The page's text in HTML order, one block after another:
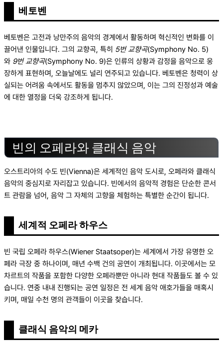
베토벤
베토벤은 고전과 낭만주의 음악의 경계에서 활동하며 혁신적인 변화를 이
끌어낸 인물입니다. 그의 교향곡, 특히 5번 교향곡(Symphony No. 5)
와 9번 교향곡(Symphony No. 9)은 인류의 상황과 감정을 음악으로 웅
장하게 표현하며, 오늘날에도 널리 연주되고 있습니다. 베토벤은 청력이 상
실되는 어려움 속에서도 활동을 멈추지 않았으며, 이는 그의 진정성과 예술
에 대한 열정을 더욱 강조하게 됩니다.
빈의 오페라와 클래식 음악
오스트리아의 수도 빈(Vienna)은 세계적인 음악 도시로, 오페라와 클래식
음악의 중심지로 자리잡고 있습니다. 빈에서의 음악적 경험은 단순한 콘서
트 관람을 넘어, 음악 그 자체의 고향을 체험하는 특별한 순간이 됩니다.
세계적 오페라 하우스
빈 국립 오페라 하우스(Wiener Staatsoper)는 세계에서 가장 유명한 오
페라 극장 중 하나이며, 매년 수백 건의 공연이 개최됩니다. 이곳에서는 모
차르트의 작품을 포함한 다양한 오페라뿐만 아니라 현대 작품들도 볼 수 있
습니다. 연중 내내 진행되는 공연 일정은 전 세계 음악 애호가들을 매혹시
키며, 매일 수천 명의 관객들이 이곳을 찾습니다.
클래식 음악의 메카